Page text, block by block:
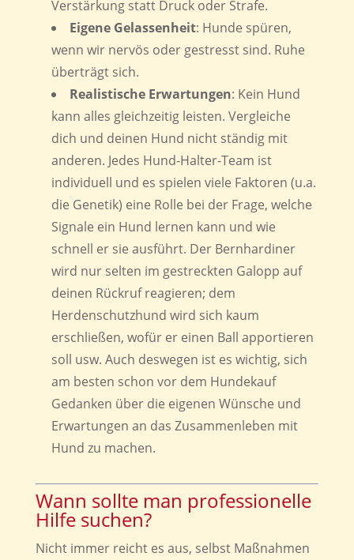
Verstärkung statt Druck oder Strafe.
Eigene Gelassenheit: Hunde spüren,
wenn wir nervös oder gestresst sind. Ruhe
überträgt sich.
Realistische Erwartungen: Kein Hund
kann alles gleichzeitig leisten. Vergleiche
dich und deinen Hund nicht ständig mit
anderen. Jedes Hund-Halter-Team ist
individuell und es spielen viele Faktoren (u.a.
die Genetik) eine Rolle bei der Frage, welche
Signale ein Hund lernen kann und wie
schnell er sie ausführt. Der Bernhardiner
wird nur selten im gestreckten Galopp auf
deinen Rückruf reagieren; dem
Herdenschutzhund wird sich kaum
erschließen, wofür er einen Ball apportieren
soll usw. Auch deswegen ist es wichtig, sich
am besten schon vor dem Hundekauf
Gedanken über die eigenen Wünsche und
Erwartungen an das Zusammenleben mit
Hund zu machen.
Wann sollte man professionelle
Hilfe suchen?
Nicht immer reicht es aus, selbst Maßnahmen